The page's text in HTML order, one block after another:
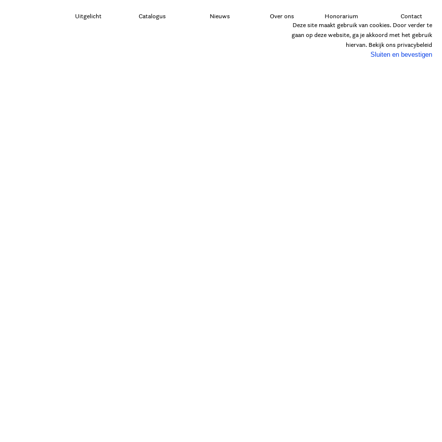
Deze site maakt gebruik van cookies. Door verder te
gaan op deze website, ga je akkoord met het gebruik
hiervan. Bekijk ons privacybeleid
Sluiten en bevestigen
Uitgelicht Catalogus Nieuws Over ons Honorarium Contact